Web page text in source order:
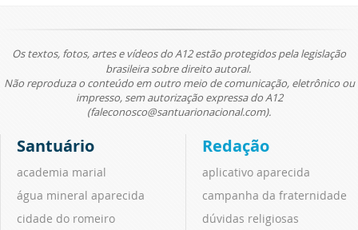
Os textos, fotos, artes e vídeos do A12 estão protegidos pela legislação
brasileira sobre direito autoral.
Não reproduza o conteúdo em outro meio de comunicação, eletrônico ou
impresso, sem autorização expressa do A12
(faleconosco@santuarionacional.com).
Santuário
academia marial
água mineral aparecida
cidade do romeiro
Redação
aplicativo aparecida
campanha da fraternidade
dúvidas religiosas